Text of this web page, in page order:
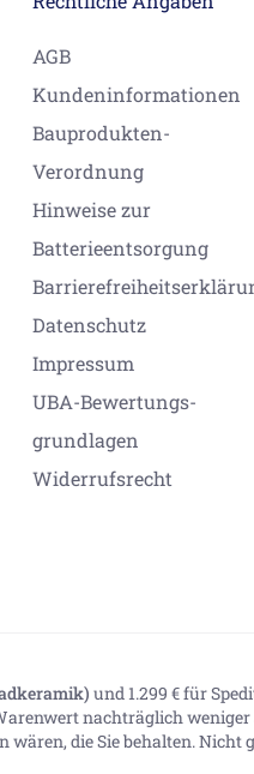
AGB
Kundeninformationen
Bauprodukten-
Verordnung
Hinweise zur
Batterieentsorgung
Datenschutz
Impressum
UBA-Bewertungs-
grundlagen
Widerrufsrecht
und 1.299 € für
nachträglich weniger
die Sie behalten. Nicht